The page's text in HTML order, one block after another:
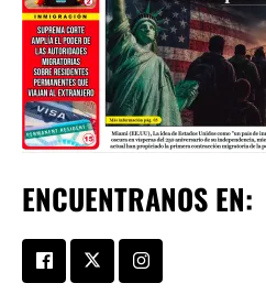
ENCUENTRANOS EN: